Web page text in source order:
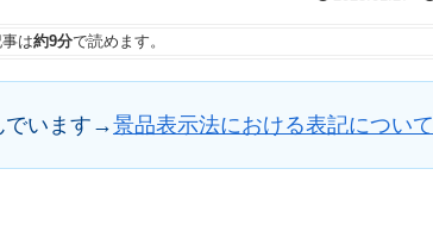
は約9分で読めます。
でいます→景品表示法における表記について